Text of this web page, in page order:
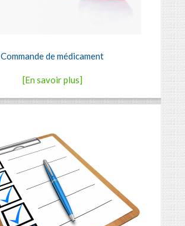
Commande de médicament
[En savoir plus]